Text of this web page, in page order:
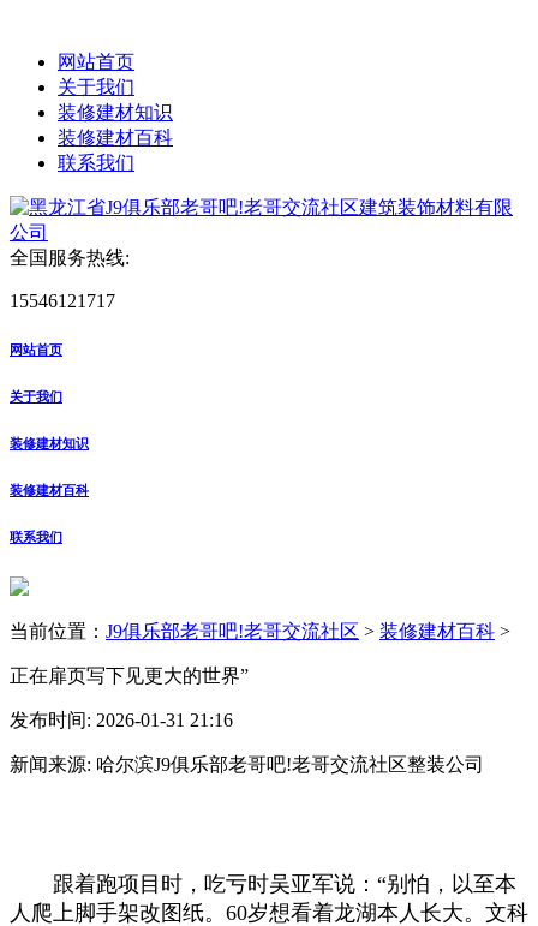
网站首页
关于我们
装修建材知识
装修建材百科
联系我们
全国服务热线:
15546121717
网站首页
关于我们
装修建材知识
装修建材百科
联系我们
当前位置： J9俱乐部老哥吧!老哥交流社区 > 装修建材百科 >
正在扉页写下见更大的世界”
发布时间: 2026-01-31 21:16
新闻来源: 哈尔滨J9俱乐部老哥吧!老哥交流社区整装公司
跟着跑项目时，吃亏时吴亚军说：“别怕，以至本
人爬上脚手架改图纸。60岁想看着龙湖本人长大。文科